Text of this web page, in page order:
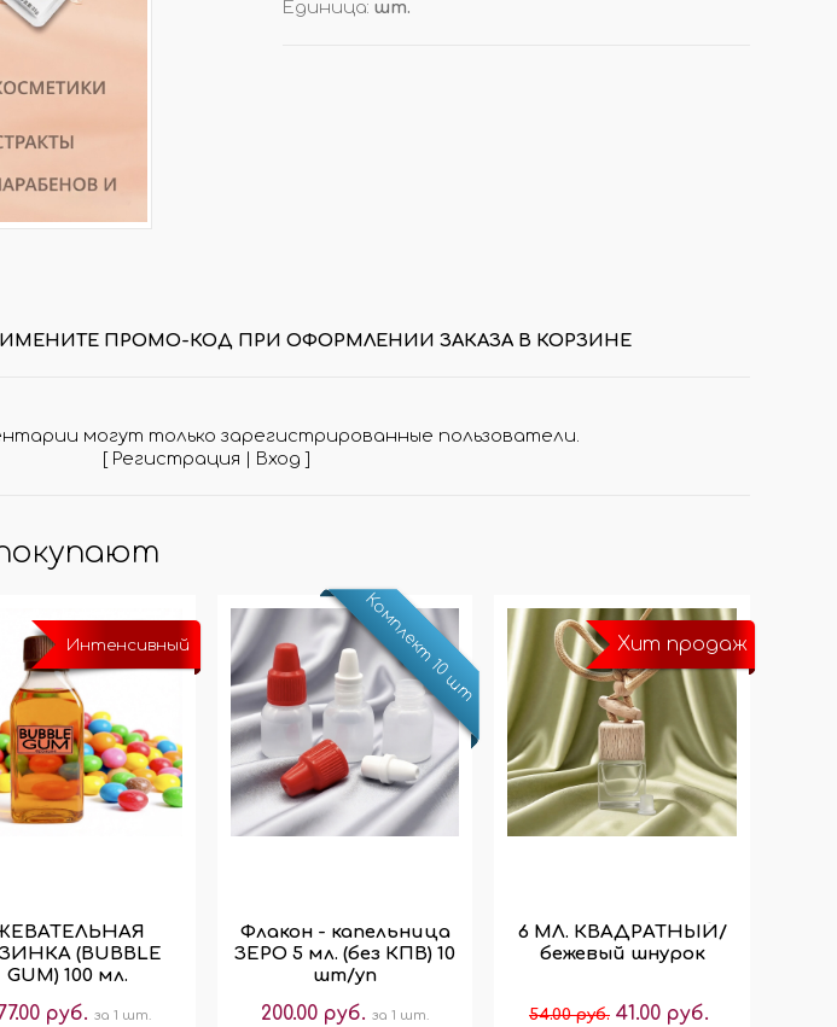
УНИВЕРСАЛЬНЫЕ АРОМА
АРОМАТЫ ПО АКЦИИ
Единица: шт.
ПРОМО-КОД ПРИ ОФОРМЛЕНИИ ЗАКАЗА В КОРЗИНЕ
могут только зарегистрированные пользователи.
[ Регистрация | Вход ]
Интенсивный
(BUBBLE
GUM) 100 мл.
руб. за 1 шт.
Комплект 10 шт
Флакон - капельница
ЗЕРО 5 мл. (без КПВ) 10
шт/уп
200.00 руб. за 1 шт.
Хит продаж
6 МЛ. КВАДРАТНЫЙ/
бежевый шнурок
54.00 руб. 41.00 руб.